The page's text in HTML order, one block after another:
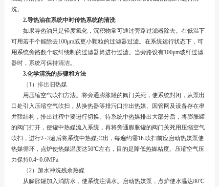
洗。
2.导热油在系统中时传热系统的清洗
如果导热油只是轻度氧化，沉积物常可通过旁路过滤器除去。在低温下
可用若干个能除去100μm或更小颗粒的过滤器过滤。在系统运行状态下，可
用系统旁路数个玻纤绕制的过滤器筒进行过滤。当旁路设有100μm玻纤过滤
器时，系统可保持清洁。
3.化学清洗的步骤和方法
（1）排出旧热媒
用压缩空气吹扫方法。将旁通膨胀罐的阀门关死，使系统封闭，从泵出
口处引入压缩空气吹扫，从换热器等排污口排出热媒。因管网及设备存在串
并联结构，排出过程中要进行切换。待系统中热媒排出大部分后，将膨胀罐
的阀门打开，使罐中热媒流入系统，再将旁通膨胀罐的阀门关死用压缩空气
吹扫，进行2~3遍后将系统中热媒排出，每遍约需1h.吹扫前应启动热媒泵使
热媒循环，点炉使热媒温度达50℃左右，目的是降低热媒粘度。压缩空气压
力保持0.4~0.6MPa.
（2）加水冲洗残余热媒
从膨胀罐加入消防水，使系统注满水。启动热媒泵，点炉使水温达80℃